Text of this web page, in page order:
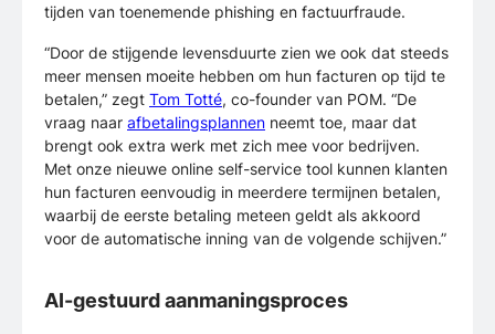
tijden van toenemende phishing en factuurfraude.
“Door de stijgende levensduurte zien we ook dat steeds
meer mensen moeite hebben om hun facturen op tijd te
betalen,” zegt Tom Totté, co-founder van POM. “De
vraag naar afbetalingsplannen neemt toe, maar dat
brengt ook extra werk met zich mee voor bedrijven.
Met onze nieuwe online self-service tool kunnen klanten
hun facturen eenvoudig in meerdere termijnen betalen,
waarbij de eerste betaling meteen geldt als akkoord
voor de automatische inning van de volgende schijven.”
AI-gestuurd aanmaningsproces